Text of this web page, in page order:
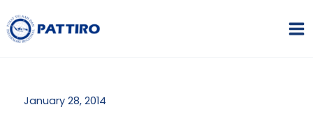
ke
konten
January 28, 2014